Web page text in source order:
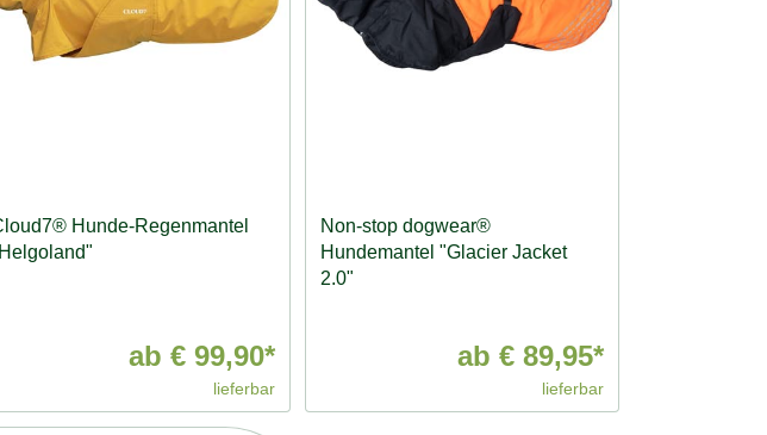
Hunde-Regenmantel
ab € 99,90*
lieferbar
Non-stop dogwear®
Hundemantel "Glacier Jacket
2.0"
ab € 89,95*
lieferbar